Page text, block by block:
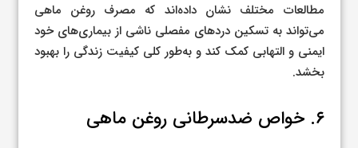
مطالعات مختلف نشان داده‌اند که مصرف روغن ماهی
می‌تواند به تسکین دردهای مفصلی ناشی از بیماری‌های خود
ایمنی و التهابی کمک کند و به‌طور کلی کیفیت زندگی را بهبود
بخشد.
۶. خواص ضدسرطانی روغن ماهی